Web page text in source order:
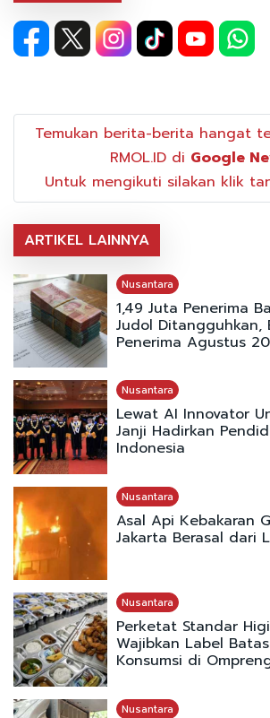
Temukan berita-berita hangat
RMOL.ID di Google
Untuk mengikuti silakan klik
ARTIKEL LAINNYA
Nusantara
1,49 Juta Penerima
Judol Ditangguhkan,
Penerima Agustus
Nusantara
Lewat AI Innovator
Janji Hadirkan
Indonesia
Nusantara
Asal Api Kebakaran
Jakarta Berasal dari
Nusantara
Perketat Standar
Wajibkan Label
Konsumsi di
Nusantara